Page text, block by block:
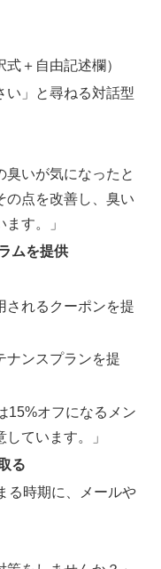
＋自由記述欄）
い」と尋ねる対話型
臭いが気になったと
の点を改善し、臭い
す。」
ムを提供
されるクーポンを提
ナンスプランを提
15%オフになるメン
ています。」
る
る時期に、メールや